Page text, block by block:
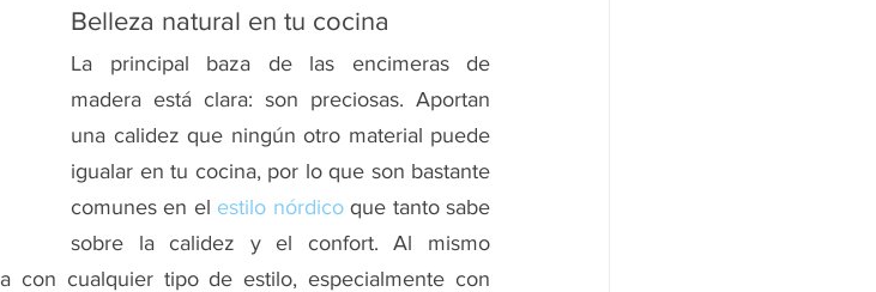
Belleza natural en tu cocina
La principal baza de las encimeras de
madera está clara: son preciosas. Aportan
una calidez que ningún otro material puede
igualar en tu cocina, por lo que son bastante
comunes en el estilo nórdico que tanto sabe
sobre la calidez y el confort. Al mismo
con cualquier tipo de estilo, especialmente con